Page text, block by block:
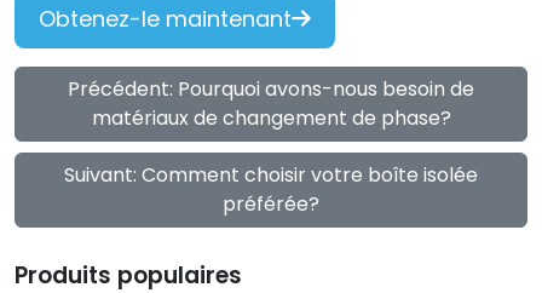
Obtenez-le maintenant
Précédent: Pourquoi avons-nous besoin de
matériaux de changement de phase?
Suivant: Comment choisir votre boîte isolée
préférée?
Produits populaires